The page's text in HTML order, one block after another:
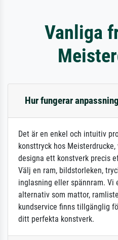
Vanliga
Hur fungerar
Det är en enkel och intuitiv
konsttryck hos
designa ett konstverk precis
Välj en ram, bildstorleken,
inglasning eller spännram. Vi
alternativ som mattor,
kundservice finns tillgänglig
ditt perfekta konstverk.